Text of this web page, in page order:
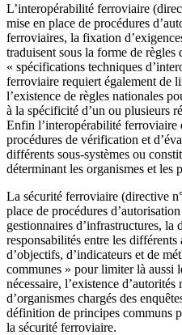
L’interopérabilité ferroviaire
mise en place de procédures
ferroviaires, la fixation
traduisent sous la forme de règles
« spécifications techniques
ferroviaire requiert également de
l’existence de règles nationales
à la spécificité d’un ou plusieurs
Enfin l’interopérabilité ferroviaire
procédures de vérification et
différents sous-systèmes ou
déterminant les organismes et les
La sécurité ferroviaire (directive
place de procédures
gestionnaires d’infrastructures, la
responsabilités entre les
d’objectifs, d’indicateurs et de
communes » pour limiter là aussi
nécessaire, l’existence
d’organismes chargés des
définition de principes communs
la sécurité ferroviaire.